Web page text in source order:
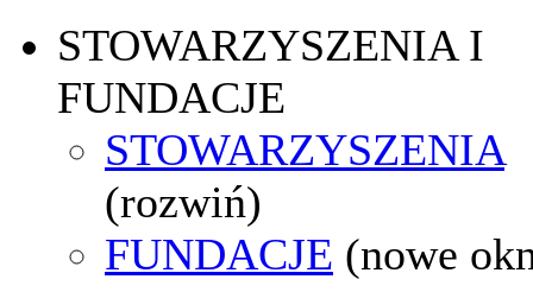
STOWARZYSZENIA I
FUNDACJE
STOWARZYSZENIA
(rozwiń)
FUNDACJE (nowe